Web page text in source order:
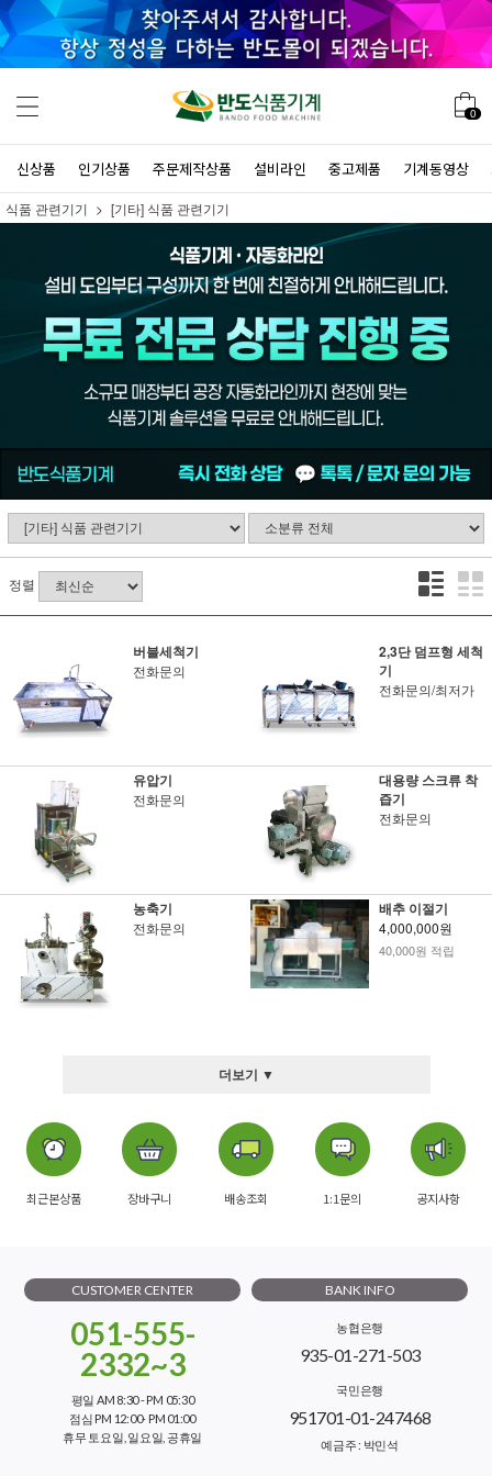
0
신상품 인기상품 주문제작상품 설비라인 중고제품 기계동영상
식품 관련기기 [기타] 식품 관련기기
정렬
버블세척기
전화문의
2,3단 덤프형 세척
기
전화문의/최저가
유압기
전화문의
대용량 스크류 착
즙기
전화문의
농축기
전화문의
배추 이절기
4,000,000원
40,000원 적립
더보기 ▼
최근본상품 장바구니 배송조회 1:1문의 공지사항
CUSTOMER CENTER
051-555-
2332~3
평일 AM 8:30 - PM 05:30
점심 PM 12:00- PM 01:00
휴무 토요일, 일요일, 공휴일
BANK INFO
농협은행
935-01-271-503
국민은행
951701-01-247468
예금주 : 박민석